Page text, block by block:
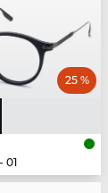
25 %
01